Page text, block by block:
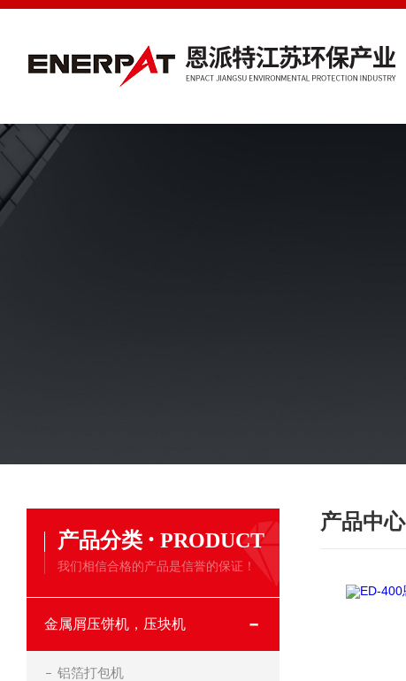
产品分类 · PRODUCT
我们相信合格的产品是信誉的保证！
金属屑压饼机，压块机
铝箔打包机
产品中心